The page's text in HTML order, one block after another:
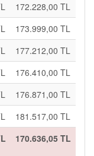
172.228,00 TL
173.999,00 TL
177.212,00 TL
176.410,00 TL
176.871,00 TL
181.517,00 TL
170.636,05 TL